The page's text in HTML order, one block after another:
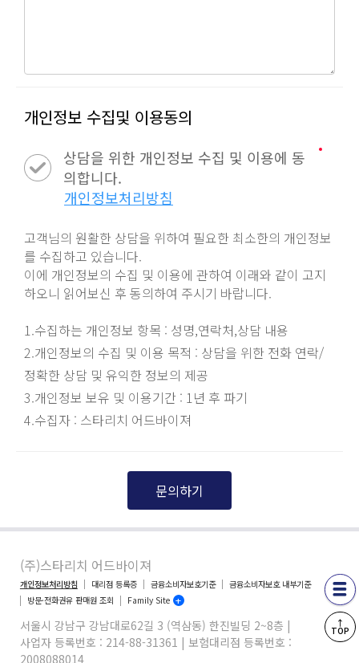
개인정보 수집및 이용동의
상담을 위한 개인정보 수집 및 이용에 동
의합니다.
개인정보처리방침
고객님의 원활한 상담을 위하여 필요한 최소한의 개인정보
를 수집하고 있습니다.
이에 개인정보의 수집 및 이용에 관하여 이래와 같이 고지
하오니 읽어보신 후 동의하여 주시기 바랍니다.
1.수집하는 개인정보 항목 : 성명,연락처,상담 내용
2.개인정보의 수집 및 이용 목적 : 상담을 위한 전화 연락/
정확한 상담 및 유익한 정보의 제공
3.개인정보 보유 및 이용기간 : 1년 후 파기
4.수집자 : 스타리치 어드바이져
문의하기
(주)스타리치 어드바이져
개인정보처리방침 대리점 등록증 금융소비자보호기준
금융소비자보호 내부기준
방문·전화권유 판매원 조회
Family Site
서울시 강남구 강남대로62길 3 (역삼동) 한진빌딩 2~8층 |
사업자 등록번호 : 214-88-31361 | 보험대리점 등록번호 :
2008088014
↑
TOP